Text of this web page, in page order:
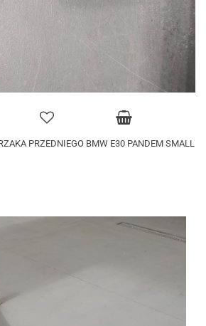
PRZEDNIEGO BMW E30 PANDEM SMALL